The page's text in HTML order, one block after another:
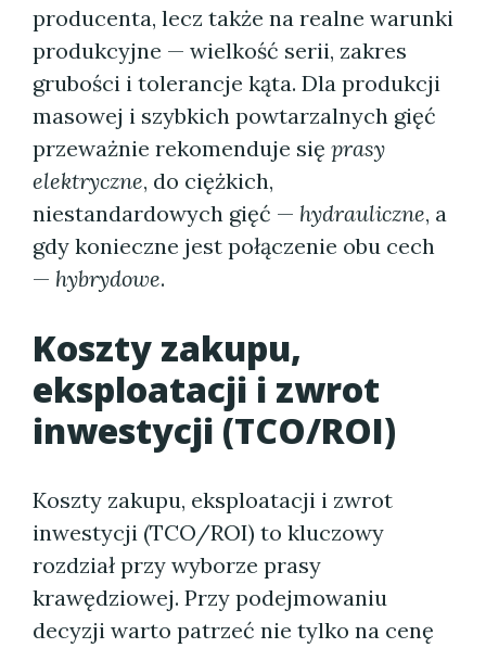
producenta, lecz także na realne warunki
produkcyjne — wielkość serii, zakres
grubości i tolerancje kąta. Dla produkcji
masowej i szybkich powtarzalnych gięć
przeważnie rekomenduje się prasy
elektryczne, do ciężkich,
niestandardowych gięć — hydrauliczne, a
gdy konieczne jest połączenie obu cech
— hybrydowe.
Koszty zakupu,
eksploatacji i zwrot
inwestycji (TCO/ROI)
Koszty zakupu, eksploatacji i zwrot
inwestycji (TCO/ROI) to kluczowy
rozdział przy wyborze prasy
krawędziowej. Przy podejmowaniu
decyzji warto patrzeć nie tylko na cenę